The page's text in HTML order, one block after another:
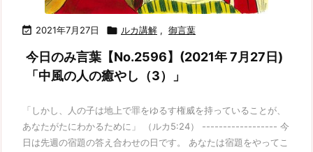
 2021年7月27日  ルカ講解 , 御言葉
今日のみ言葉【No.2596】(2021年 7月27日)
「中風の人の癒やし（3）」
「しかし、人の子は地上で罪をゆるす権威を持っていることが、
あなたがたにわかるために」 （ルカ5:24） ------------------ 今
日は先週の宿題の答え合わせの日です。 あなたは宿題をやってこ